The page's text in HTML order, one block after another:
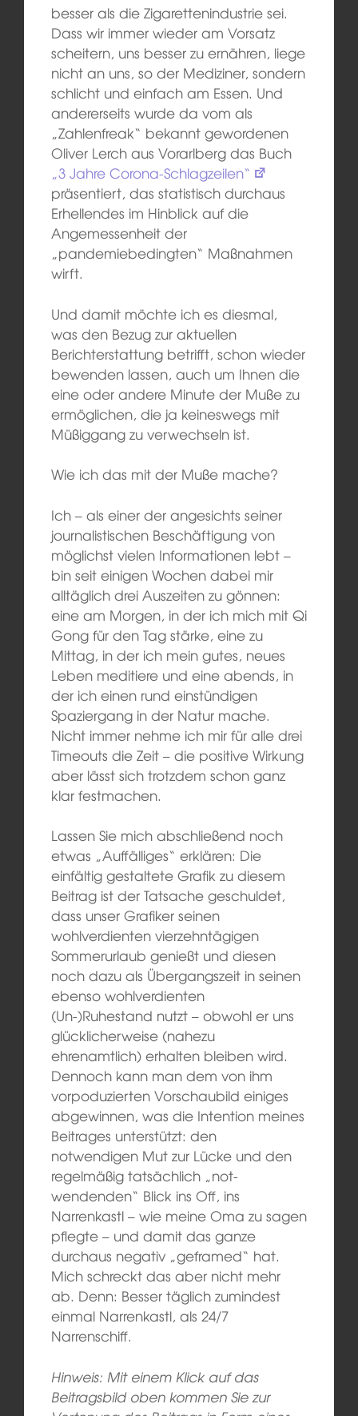
besser als die Zigarettenindustrie sei.
Dass wir immer wieder am Vorsatz
scheitern, uns besser zu ernähren, liege
nicht an uns, so der Mediziner, sondern
schlicht und einfach am Essen. Und
andererseits wurde da vom als
„Zahlenfreak“ bekannt gewordenen
Oliver Lerch aus Vorarlberg das Buch
„3 Jahre Corona-Schlagzeilen“
präsentiert, das statistisch durchaus
Erhellendes im Hinblick auf die
Angemessenheit der
„pandemiebedingten“ Maßnahmen
wirft.
Und damit möchte ich es diesmal,
was den Bezug zur aktuellen
Berichterstattung betrifft, schon wieder
bewenden lassen, auch um Ihnen die
eine oder andere Minute der Muße zu
ermöglichen, die ja keineswegs mit
Müßiggang zu verwechseln ist.
Wie ich das mit der Muße mache?
Ich – als einer der angesichts seiner
journalistischen Beschäftigung von
möglichst vielen Informationen lebt –
bin seit einigen Wochen dabei mir
alltäglich drei Auszeiten zu gönnen:
eine am Morgen, in der ich mich mit Qi
Gong für den Tag stärke, eine zu
Mittag, in der ich mein gutes, neues
Leben meditiere und eine abends, in
der ich einen rund einstündigen
Spaziergang in der Natur mache.
Nicht immer nehme ich mir für alle drei
Timeouts die Zeit – die positive Wirkung
aber lässt sich trotzdem schon ganz
klar festmachen.
Lassen Sie mich abschließend noch
etwas „Auffälliges“ erklären: Die
einfältig gestaltete Grafik zu diesem
Beitrag ist der Tatsache geschuldet,
dass unser Grafiker seinen
wohlverdienten vierzehntägigen
Sommerurlaub genießt und diesen
noch dazu als Übergangszeit in seinen
ebenso wohlverdienten
(Un-)Ruhestand nutzt – obwohl er uns
glücklicherweise (nahezu
ehrenamtlich) erhalten bleiben wird.
Dennoch kann man dem von ihm
vorpoduzierten Vorschaubild einiges
abgewinnen, was die Intention meines
Beitrages unterstützt: den
notwendigen Mut zur Lücke und den
regelmäßig tatsächlich „not-
wendenden“ Blick ins Off, ins
Narrenkastl – wie meine Oma zu sagen
pflegte – und damit das ganze
durchaus negativ „geframed“ hat.
Mich schreckt das aber nicht mehr
ab. Denn: Besser täglich zumindest
einmal Narrenkastl, als 24/7
Narrenschiff.
Hinweis: Mit einem Klick auf das
Beitragsbild oben kommen Sie zur